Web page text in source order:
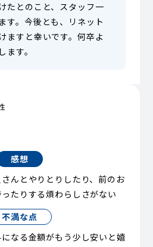
たとのこと、スタッフ一
す。今後とも、リネット
ますと幸いです。何卒よ
ます。
感想
んとやりとりしたり、前のお
たりする煩わらしさがない
不満な点
なる金額がもう少し安いと嬉